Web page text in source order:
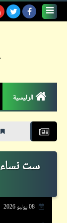
الرئيسية
عاجل: فريق
ست
08 يوليو 2026